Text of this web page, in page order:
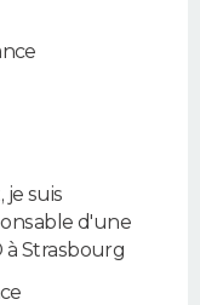
je suis
d'une
à Strasbourg